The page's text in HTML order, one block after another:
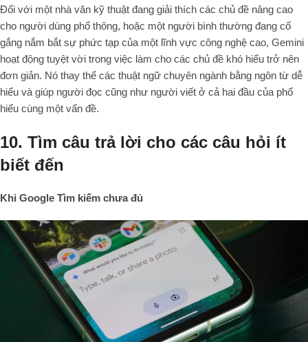
Đối với một nhà văn kỹ thuật đang giải thích các chủ đề nâng cao
cho người dùng phổ thông, hoặc một người bình thường đang cố
gắng nắm bắt sự phức tạp của một lĩnh vực công nghệ cao, Gemini
hoạt động tuyệt vời trong việc làm cho các chủ đề khó hiểu trở nên
đơn giản. Nó thay thế các thuật ngữ chuyên ngành bằng ngôn từ dễ
hiểu và giúp người đọc cũng như người viết ở cả hai đầu của phổ
hiểu cùng một vấn đề.
10. Tìm câu trả lời cho các câu hỏi ít
biết đến
Khi Google Tìm kiếm chưa đủ